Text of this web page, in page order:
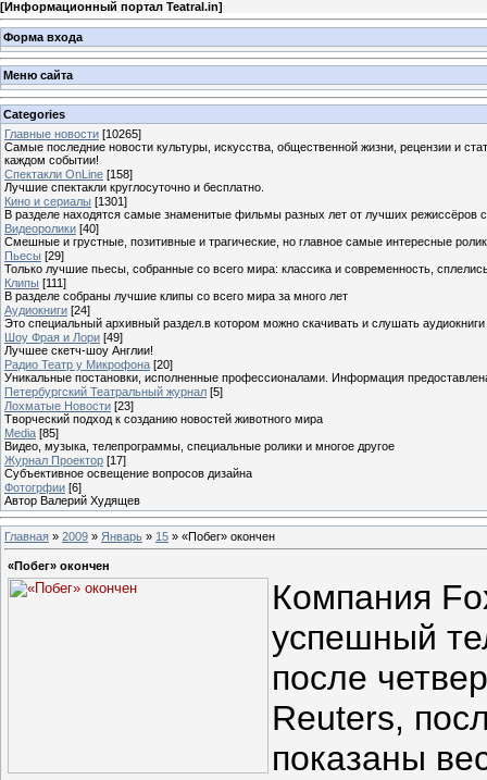
[Информационный портал Teatral.in]
Форма входа
Меню сайта
Categories
Главные новости [10265]
Самые последние новости культуры, искусства, общественной жизни, рецензии и
каждом событии!
Спектакли OnLine [158]
Лучшие спектакли круглосуточно и бесплатно.
Кино и сериалы [1301]
В разделе находятся самые знаменитые фильмы разных лет от лучших режиссёров
Видеоролики [40]
Смешные и грустные, позитивные и трагические, но главное самые интересные
Пьесы [29]
Только лучшие пьесы, собранные со всего мира: классика и современность,
Клипы [111]
В разделе собраны лучшие клипы со всего мира за много лет
Аудиокниги [24]
Это специальный архивный раздел.в котором можно скачивать и слушать
Шоу Фрая и Лори [49]
Лучшее скетч-шоу Англии!
Радио Театр у Микрофона [20]
Уникальные постановки, исполненные профессионалами. Информация
Петербургский Театральный журнал [5]
Лохматые Новости [23]
Творческий подход к созданию новостей животного мира
Media [85]
Видео, музыка, телепрограммы, специальные ролики и многое другое
Журнал Проектор [17]
Субъективное освещение вопросов дизайна
Фотогрфии [6]
Автор Валерий Худящев
Главная » 2009 » Январь » 15 » «Побег» окончен
«Побег» окончен
Компания
успешный
после
Reuters,
показаны